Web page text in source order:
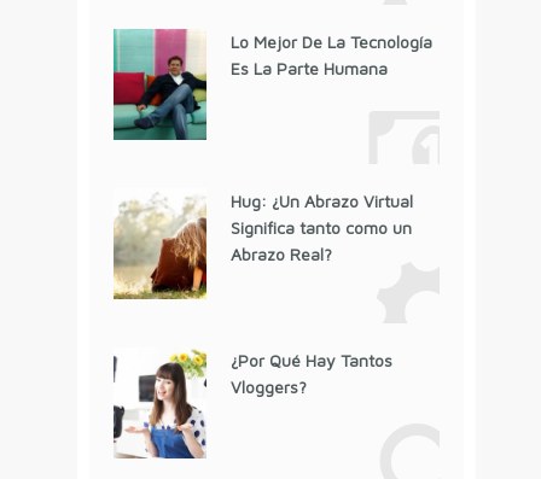
Lo Mejor De La Tecnología
Es La Parte Humana
Hug: ¿Un Abrazo Virtual
Significa tanto como un
Abrazo Real?
¿Por Qué Hay Tantos
Vloggers?